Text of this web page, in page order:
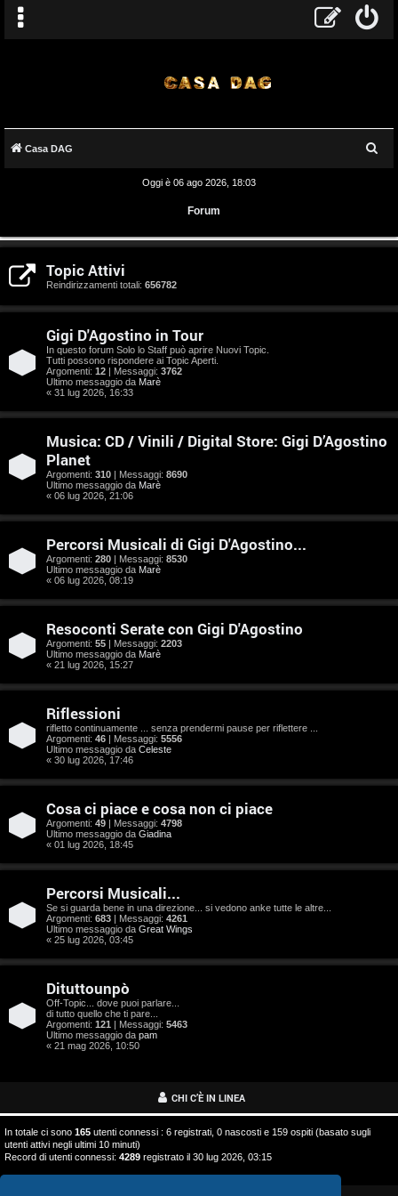
A
r
g
o
m
e
t
s
e
a
r
s
s
t
A
g
e
n
t
Casa DAG
Oggi è 06 ago 2026, 18:03
Forum
Topic Attivi
Reindirizzamenti totali: 656782
Gigi D'Agostino in Tour
In questo forum Solo lo Staff può aprire Nuovi Topic.
Tutti possono rispondere ai Topic Aperti.
Argomenti: 12 | Messaggi: 3762
Ultimo messaggio da Marè
« 31 lug 2026, 16:33
Musica: CD / Vinili / Digital Store: Gigi D’Agostino
Planet
Argomenti: 310 | Messaggi: 8690
Ultimo messaggio da Marè
« 06 lug 2026, 21:06
Percorsi Musicali di Gigi D'Agostino...
Argomenti: 280 | Messaggi: 8530
Ultimo messaggio da Marè
« 06 lug 2026, 08:19
Resoconti Serate con Gigi D'Agostino
Argomenti: 55 | Messaggi: 2203
Ultimo messaggio da Marè
« 21 lug 2026, 15:27
Riflessioni
rifletto continuamente ... senza prendermi pause per riflettere ...
Argomenti: 46 | Messaggi: 5556
Ultimo messaggio da Celeste
« 30 lug 2026, 17:46
Cosa ci piace e cosa non ci piace
Argomenti: 49 | Messaggi: 4798
Ultimo messaggio da Giadina
« 01 lug 2026, 18:45
Percorsi Musicali...
Se si guarda bene in una direzione... si vedono anke tutte le altre...
Argomenti: 683 | Messaggi: 4261
Ultimo messaggio da Great Wings
« 25 lug 2026, 03:45
Dituttounpò
Off-Topic... dove puoi parlare...
di tutto quello che ti pare...
Argomenti: 121 | Messaggi: 5463
Ultimo messaggio da pam
« 21 mag 2026, 10:50
CHI C’È IN LINEA
In totale ci sono 165 utenti connessi : 6 registrati, 0 nascosti e 159 ospiti (basato sugli
utenti attivi negli ultimi 10 minuti)
Record di utenti connessi: 4289 registrato il 30 lug 2026, 03:15